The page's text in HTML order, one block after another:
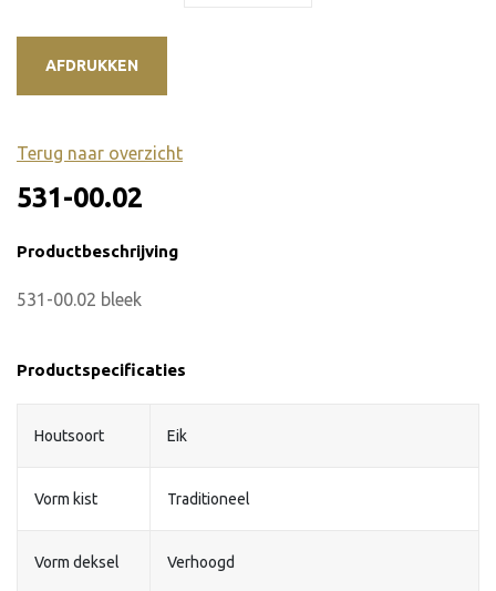
AFDRUKKEN
Terug naar overzicht
531-00.02
Productbeschrijving
531-00.02 bleek
Productspecificaties
Houtsoort Eik
Vorm kist Traditioneel
Vorm deksel Verhoogd